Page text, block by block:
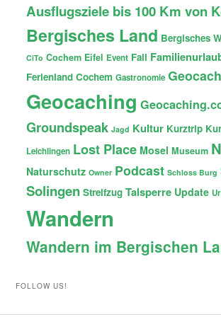
Ausflugsziele bis 100 Km von
Bergisches Land Bergisches
CiTo Cochem Eifel Event Fail
Ferienland Cochem Gastronomie
Geocaching
Groundspeak Jagd Kultur Kurztrip
Leichlingen Lost Place Mosel Museum
Naturschutz Owner Podcast Schloss Burg
Solingen Streifzug Talsperre Update
Wandern
Wandern im Bergischen
FOLLOW US!